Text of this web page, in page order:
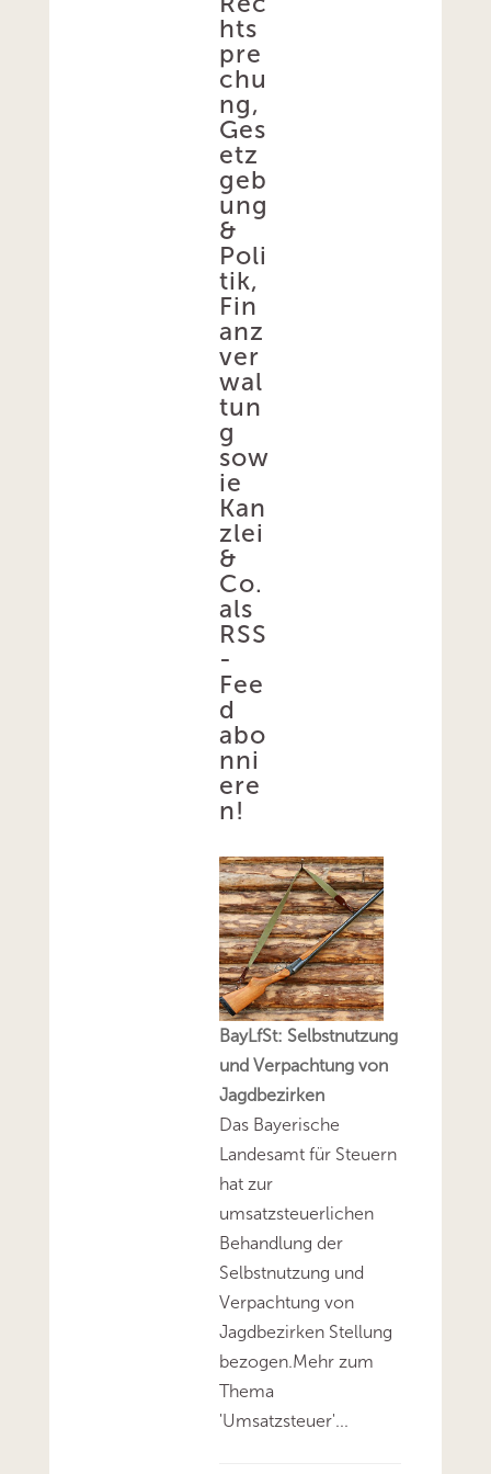
hts
pre
chu
ng,
Ges
etz
geb
ung
&
Poli
tik,
Fin
anz
ver
wal
tun
g
sow
ie
Kan
zlei
&
Co.
als
RSS
-
Fee
d
abo
nni
ere
n!
BayLfSt: Selbstnutzung
und Verpachtung von
Jagdbezirken
Das Bayerische
Landesamt für Steuern
hat zur
umsatzsteuerlichen
Behandlung der
Selbstnutzung und
Verpachtung von
Jagdbezirken Stellung
bezogen.Mehr zum
Thema
'Umsatzsteuer'...